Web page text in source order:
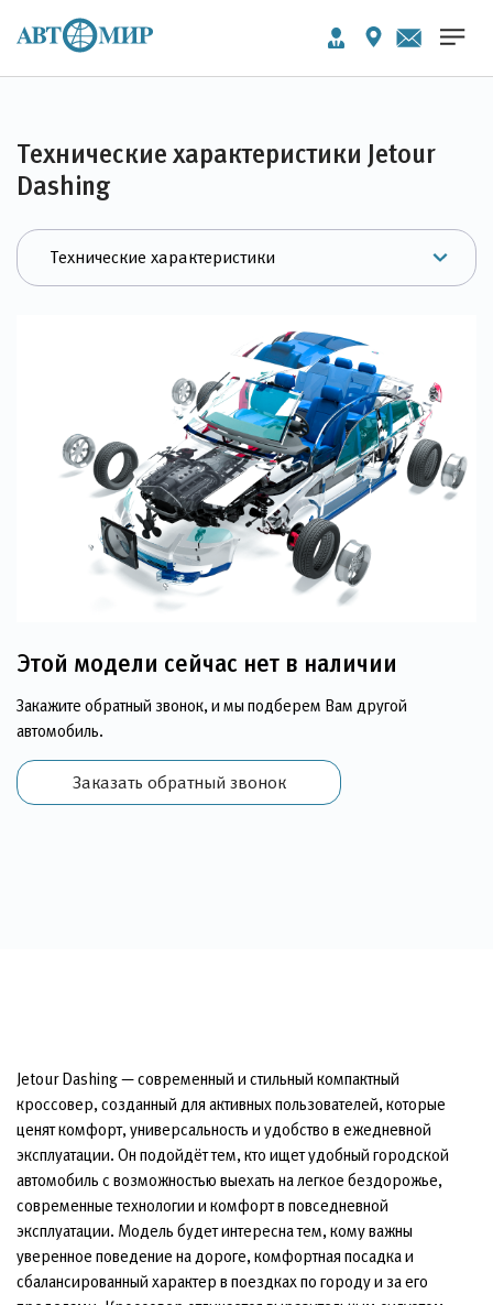
Технические характеристики Jetour
Dashing
Этой модели сейчас нет в наличии
Закажите обратный звонок, и мы подберем Вам другой
автомобиль.
Заказать обратный звонок
Jetour Dashing — современный и стильный компактный
кроссовер, созданный для активных пользователей, которые
ценят комфорт, универсальность и удобство в ежедневной
эксплуатации. Он подойдёт тем, кто ищет удобный городской
автомобиль с возможностью выехать на легкое бездорожье,
современные технологии и комфорт в повседневной
эксплуатации. Модель будет интересна тем, кому важны
уверенное поведение на дороге, комфортная посадка и
сбалансированный характер в поездках по городу и за его